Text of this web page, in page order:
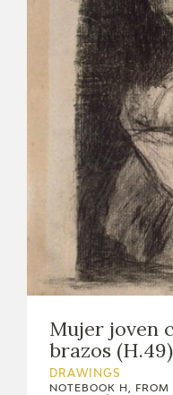
Mujer joven
brazos (H.49)
DRAWINGS
NOTEBOOK H, FROM